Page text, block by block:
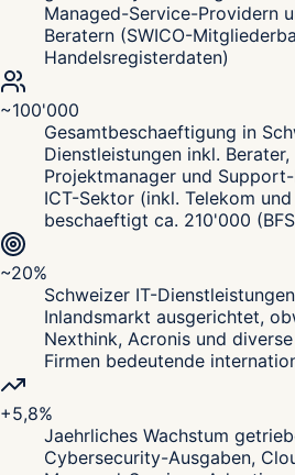
Managed-Service-Providern
Beratern (SWICO-
Handelsregisterdaten)
~100'000
Gesamtbeschaeftigung in
Dienstleistungen inkl. Berater,
Projektmanager und
ICT-Sektor (inkl. Telekom
beschaeftigt ca. 210'000 (BFS
~20%
Schweizer IT-
Inlandsmarkt ausgerichtet,
Nexthink, Acronis und
Firmen bedeutende
+5,8%
Jaehrliches Wachstum
Cybersecurity-Ausgaben,